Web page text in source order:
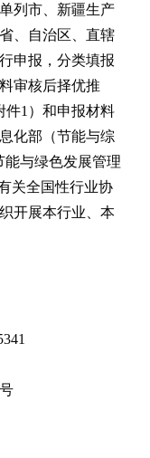
列市、新疆生产
、自治区、直辖
申报，分类填报
审核后择优推
件1）和申报材料
化部（节能与综
能与绿色发展管理
关全国性行业协
开展本行业、本